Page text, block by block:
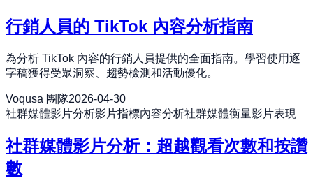
行銷人員的 TikTok 內容分析指南
為分析 TikTok 內容的行銷人員提供的全面指南。學習使用逐
字稿獲得受眾洞察、趨勢檢測和活動優化。
Voqusa 團隊2026-04-30
社群媒體影片分析影片指標內容分析社群媒體衡量影片表現
社群媒體影片分析：超越觀看次數和按讚
數